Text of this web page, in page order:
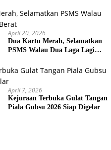
April 20, 2026
Dua Kartu Merah, Selamatkan
PSMS Walau Dua Laga Lagi
April 7, 2026
Kejuraan Terbuka Gulat Tangan
Piala Gubsu 2026 Siap Digelar